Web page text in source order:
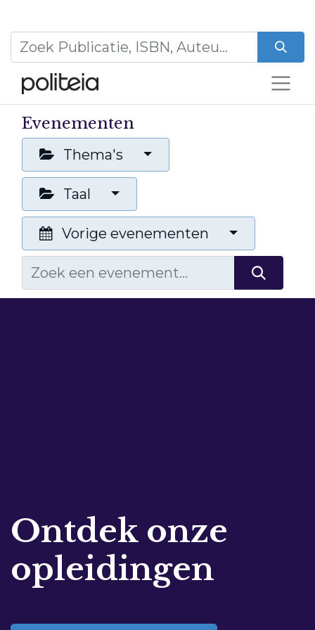
Evenementen
Thema's
Taal
Vorige evenementen
Ontdek onze
opleidingen